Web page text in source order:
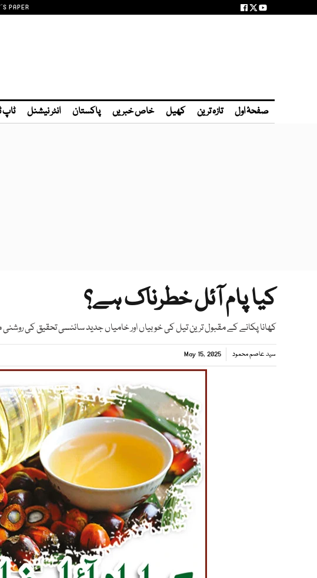
PAPER
صفحۂ اول تازہ ترین کھیل خاص خبریں پاکستان انٹر نیشنل ٹاپ
کیا پام آئل خطرناک ہے؟
کھانا پکانے کے مقبول ترین تیل کی خوبیاں اور خامیاں جدید سائنسی تحقیق کی
سید عاصم محمود May 15, 2025